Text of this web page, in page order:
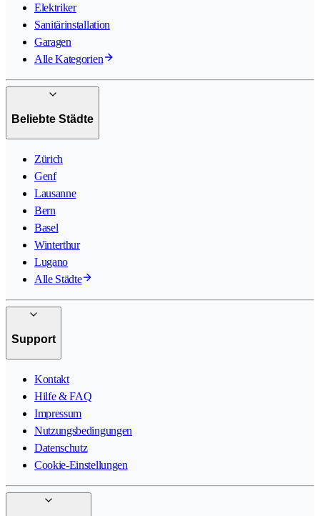
Elektriker
Sanitärinstallation
Garagen
Alle Kategorien
Beliebte Städte
Zürich
Genf
Lausanne
Bern
Basel
Winterthur
Lugano
Alle Städte
Support
Kontakt
Hilfe & FAQ
Impressum
Nutzungsbedingungen
Datenschutz
Cookie-Einstellungen